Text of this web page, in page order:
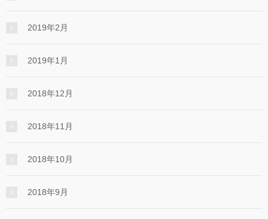
2019年2月
2019年1月
2018年12月
2018年11月
2018年10月
2018年9月